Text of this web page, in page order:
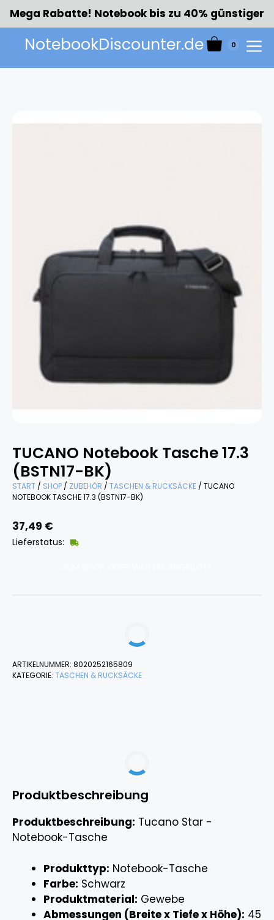
Zum
Inhalt
springen
Mega Rabatte! Notebook bis zu 40% günstiger
NotebookDiscounter.de 0
Menü
TUCANO Notebook Tasche 17.3
(BSTN17-BK)
START / SHOP / ZUBEHÖR / TASCHEN & RUCKSÄCKE / TUCANO
NOTEBOOK TASCHE 17.3 (BSTN17-BK)
37,49 €
Lieferstatus:
ARTIKELNUMMER: 8020252165809
KATEGORIE: TASCHEN & RUCKSÄCKE
Produktbeschreibung
Produktbeschreibung: Tucano Star -
Notebook-Tasche
Produkttyp: Notebook-Tasche
Farbe: Schwarz
Produktmaterial: Gewebe
Abmessungen (Breite x Tiefe x Höhe): 45